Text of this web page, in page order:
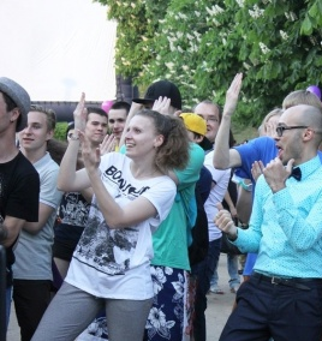
Перейти к основному содержанию